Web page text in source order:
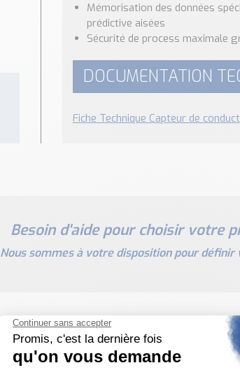
Mémorisation des données
prédictive aisées
Sécurité de process maximale
DOCUMENTATION
Fiche Technique Capteur de
Besoin d'aide pour choisir votre
Nous sommes à votre disposition pour